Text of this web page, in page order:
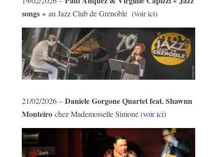
songs »au Jazz Club de Grenoble (voir ici)
21/02/2026 – Daniele Gorgone Quartet feat. Shawnn
Monteirochez Mademoiselle Simone (voir ici)